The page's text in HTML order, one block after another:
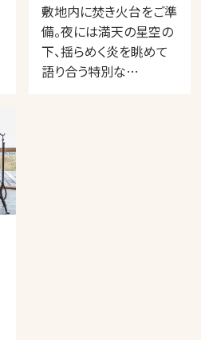
敷地内に焚き火台をご準
備。夜には満天の星空の
下、揺らめく炎を眺めて
語り合う特別な…